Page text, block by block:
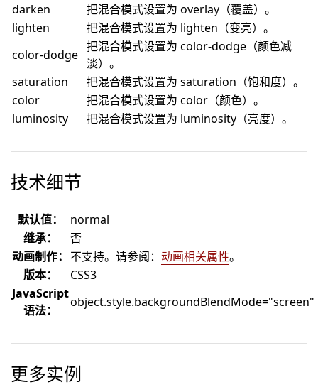
darken
把混合模式设置为 overlay（覆盖）。
lighten
把混合模式设置为 lighten（变亮）。
color-dodge
把混合模式设置为 color-dodge（颜色减
淡）。
saturation
把混合模式设置为 saturation（饱和度）。
color
把混合模式设置为 color（颜色）。
luminosity
把混合模式设置为 luminosity（亮度）。
技术细节
默认值：
normal
继承：
否
动画制作： 不支持。请参阅： 动画相关属性。
版本：
CSS3
JavaScript
语法：
object.style.backgroundBlendMode="screen"
更多实例